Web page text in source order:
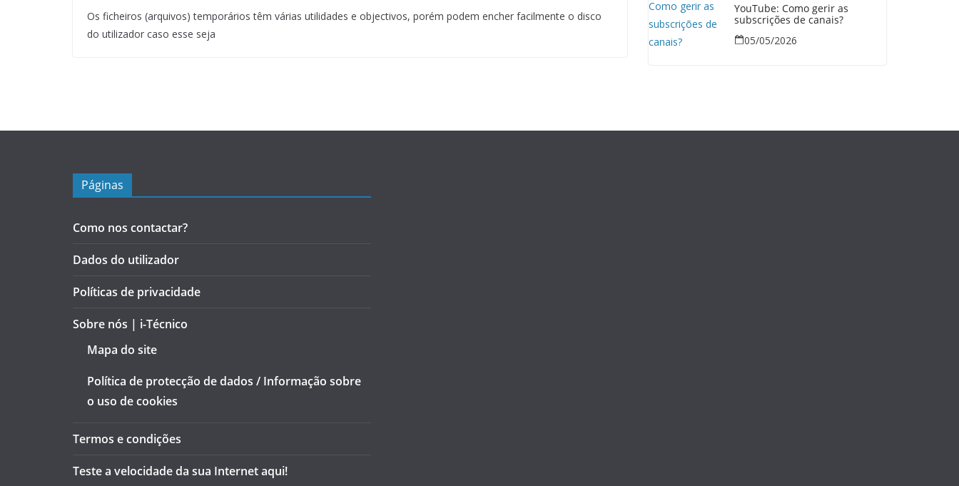
Os ficheiros (arquivos) temporários têm várias utilidades e objectivos, porém podem encher facilmente o disco
do utilizador caso esse seja
YouTube: Como gerir as
subscrições de canais?
05/05/2026
Páginas
Como nos contactar?
Dados do utilizador
Políticas de privacidade
Sobre nós | i-Técnico
Mapa do site
Política de protecção de dados / Informação sobre
o uso de cookies
Termos e condições
Teste a velocidade da sua Internet aqui!